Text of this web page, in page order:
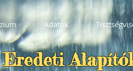
Adatok
Eredeti Alapító